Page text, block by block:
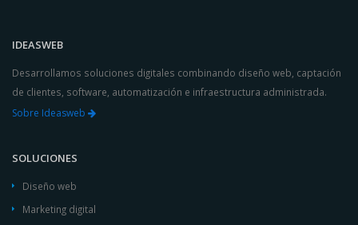
IDEASWEB
Desarrollamos soluciones digitales combinando diseño web, captación
de clientes, software, automatización e infraestructura administrada.
Sobre Ideasweb
SOLUCIONES
Diseño web
Marketing digital